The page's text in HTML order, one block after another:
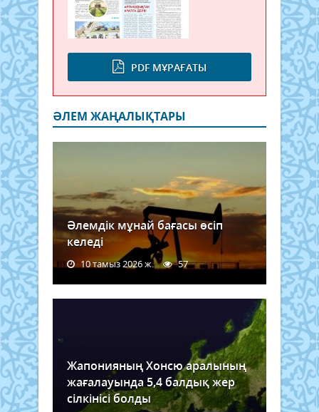
PDF МҰРАҒАТЫ
ӘЛЕМ ЖАҢАЛЫҚТАРЫ
Әлемдік мұнай бағасы өсіп
келеді
10 тамыз 2026 ж. 57
Жапонияның Хонсю аралының
жағалауында 5,4 балдық жер
сілкінісі болды